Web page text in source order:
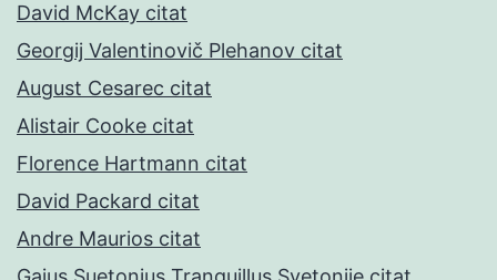
David McKay citat
Georgij Valentinovič Plehanov citat
August Cesarec citat
Alistair Cooke citat
Florence Hartmann citat
David Packard citat
Andre Maurios citat